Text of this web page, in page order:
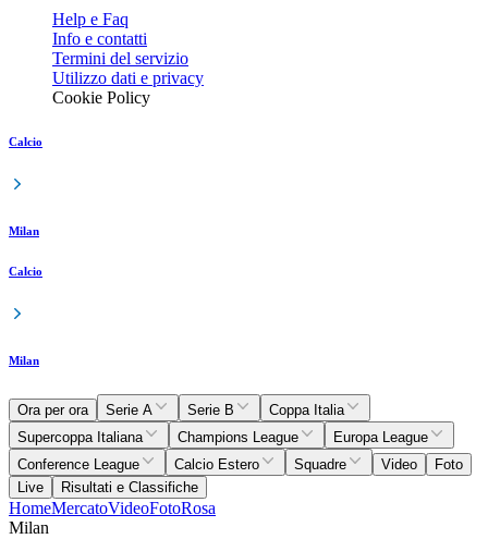
Help e Faq
Info e contatti
Termini del servizio
Utilizzo dati e privacy
Cookie Policy
Calcio
Milan
Calcio
Milan
Ora per ora Serie A Serie B
Coppa Italia
Supercoppa Italiana
Champions League
Europa League
Conference League
Calcio Estero Squadre Video
Foto
Live
Risultati e Classifiche
HomeMercatoVideoFotoRosa
Milan